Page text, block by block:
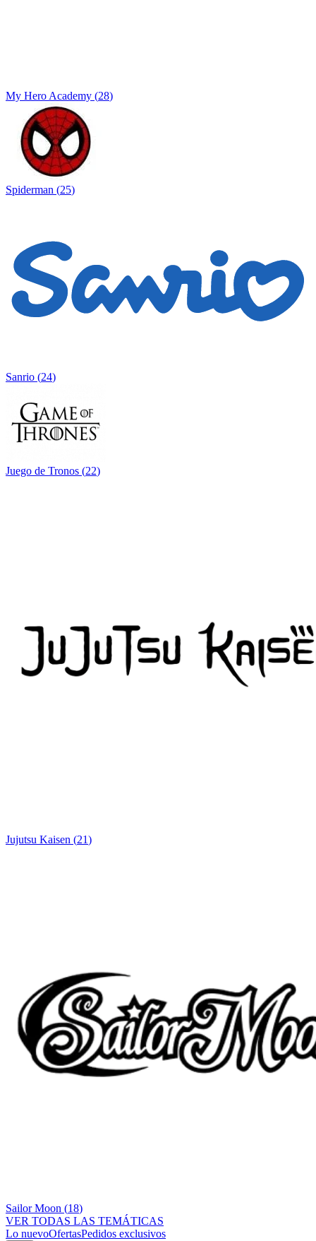
My Hero Academy (28)
Spiderman (25)
Sanrio (24)
Juego de Tronos (22)
Jujutsu Kaisen (21)
Sailor Moon (18)
VER TODAS LAS TEMÁTICAS
Lo nuevoOfertasPedidos exclusivos